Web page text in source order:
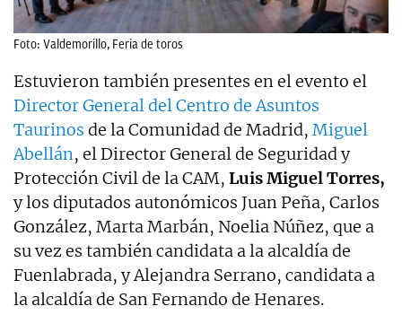
Foto: Valdemorillo, Feria de toros
Estuvieron también presentes en el evento el
Director General del Centro de Asuntos
Taurinos de la Comunidad de Madrid, Miguel
Abellán, el Director General de Seguridad y
Protección Civil de la CAM, Luis Miguel Torres,
y los diputados autonómicos Juan Peña, Carlos
González, Marta Marbán, Noelia Núñez, que a
su vez es también candidata a la alcaldía de
Fuenlabrada, y Alejandra Serrano, candidata a
la alcaldía de San Fernando de Henares.